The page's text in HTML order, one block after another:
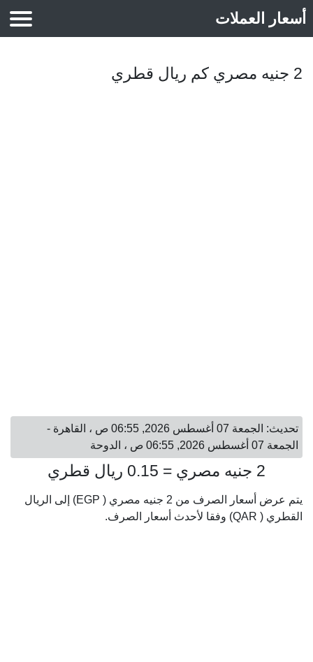
أسعار العملات
2 جنيه مصري كم ريال قطري
تحديث: الجمعة 07 أغسطس 2026, 06:55 ص ، القاهرة -
الجمعة 07 أغسطس 2026, 06:55 ص ، الدوحة
2 جنيه مصري = 0.15 ريال قطري
يتم عرض أسعار الصرف من 2 جنيه مصري ( EGP) إلى الريال
القطري ( QAR) وفقا لأحدث أسعار الصرف.